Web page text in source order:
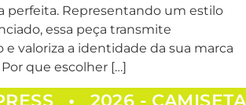
perfeita. Representando um estilo
essa peça transmite
e valoriza a identidade da sua marca
que escolher […]
2026 -